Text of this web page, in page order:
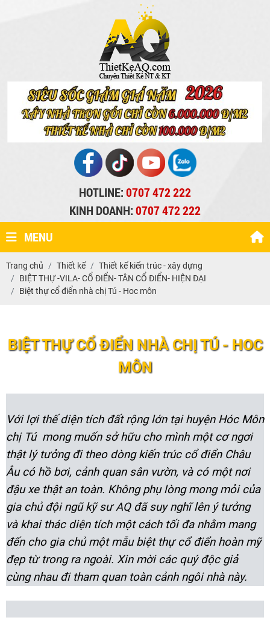
HOTLINE:0707 472 222
KINH DOANH:0707 472 222
MENU
Trang chủ Thiết kế
Thiết kế kiến trúc - xây dựng
BIỆT THỰ -VILA- CỔ ĐIỂN- TÂN CỔ ĐIỂN- HIỆN ĐẠI
Biệt thự cổ điển nhà chị Tú - Hoc môn
BIỆT THỰ CỔ ĐIỂN NHÀ CHỊ TÚ - HOC
MÔN
Với lợi thế diện tích đất rộng lớn tại huyện Hóc Môn
chị Tú mong muốn sở hữu cho mình một cơ ngơi
thật lý tưởng đi theo dòng kiến trúc cổ điển Châu
Âu có hồ bơi, cảnh quan sân vườn, và có một nơi
đậu xe thật an toàn. Không phụ lòng mong mỏi của
gia chủ đội ngũ kỹ sư AQ đã suy nghĩ lên ý tưởng
và khai thác diện tích một cách tối đa nhằm mang
đến cho gia chủ một mẫu biệt thự cổ điển hoàn mỹ
đẹp từ trong ra ngoài. Xin mời các quý độc giả
cùng nhau đi tham quan toàn cảnh ngôi nhà này.